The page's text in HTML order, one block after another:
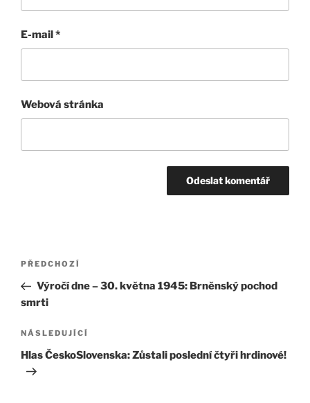
E-mail*
Webová stránka
Navigace
příspěvek
Předchozí
příspěvek
PŘEDCHOZÍ
Výročí dne – 30. května 1945: Brněnský pochod
smrti
Následující
příspěvek
NÁSLEDUJÍCÍ
Hlas ČeskoSlovenska: Zůstali poslední čtyři hrdinové!